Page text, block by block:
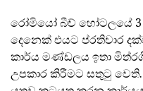
රෝමියෝ බීච් හෝටලයේ
දෙනෙක් එයට ප්රතිචාර
කාර්ය මණ්ඩලය ඉතා
උපකාර කිරීමට සතුටු